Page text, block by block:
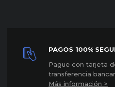
PAGOS 100%
Pague con tarjeta
transferencia
Más información >